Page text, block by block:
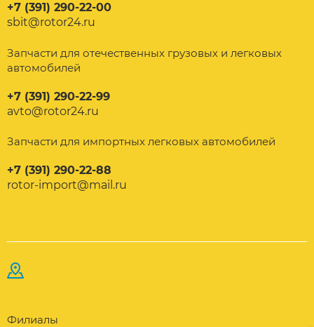
+7 (391) 290-22-00
sbit@rotor24.ru
Запчасти для отечественных грузовых и легковых
автомобилей
+7 (391) 290-22-99
avto@rotor24.ru
Запчасти для импортных легковых автомобилей
+7 (391) 290-22-88
rotor-import@mail.ru
Филиалы